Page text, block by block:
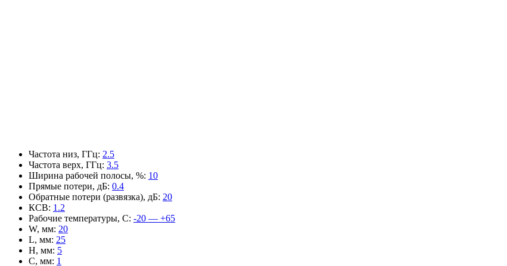
Частота низ, ГГц: 2.5
Частота верх, ГГц: 3.5
Ширина рабочей полосы, %: 10
Прямые потери, дБ: 0.4
Обратные потери (развязка), дБ: 20
КСВ: 1.2
Рабочие температуры, С: -20 — +65
W, мм: 20
L, мм: 25
H, мм: 5
C, мм: 1